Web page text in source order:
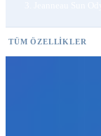
TÜM ÖZELLIKLER